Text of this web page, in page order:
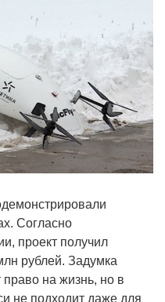
Согласно
проект получил
рублей. Задумка
на жизнь, но в
не подходит даже для